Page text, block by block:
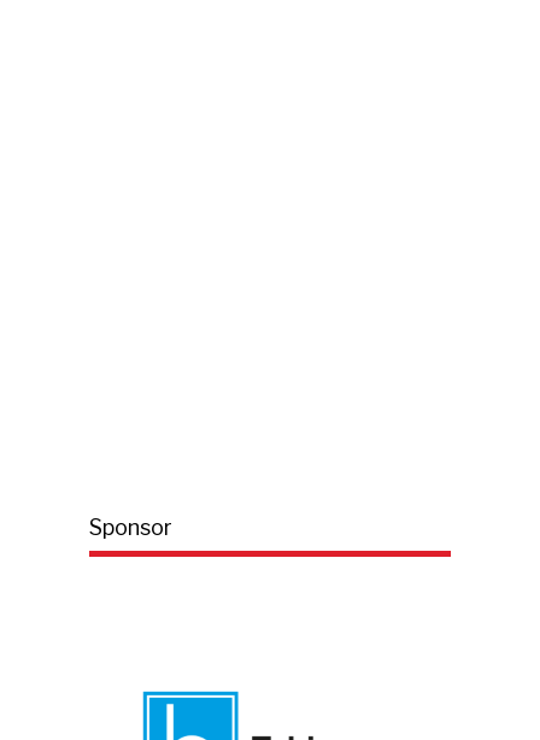
Sponsor